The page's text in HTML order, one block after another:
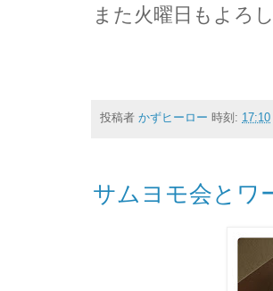
また火曜日もよろし
投稿者 かずヒーロー 時刻: 17:10
サムヨモ会とワ